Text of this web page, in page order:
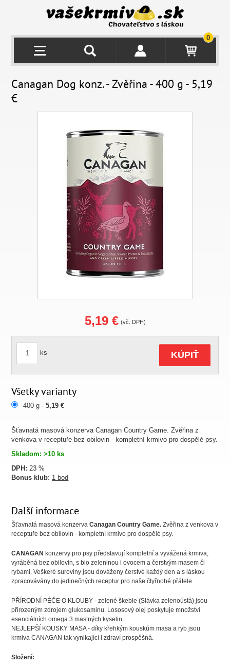
0
Canagan Dog konz. - Zvěřina - 400 g - 5,19
€
Šťavnatá masová konzerva Canagan Country Game. Zvěřina z
venkova v receptuře bez obilovin - kompletní krmivo pro dospělé psy.
Skladom: >10 ks
DPH: 23 %
Bonus klub: 1 bod
5,19 € (vč. DPH)
ks KÚPIŤ
Všetky varianty
400 g -5,19 €
Další informace
Šťavnatá masová konzerva Canagan Country Game. Zvěřina z venkova v
receptuře bez obilovin - kompletní krmivo pro dospělé psy.
CANAGAN konzervy pro psy představují kompletní a vyvážená krmiva,
vyráběná bez obilovin, s bio zeleninou i ovocem a čerstvým masem či
rybami. Veškeré suroviny jsou dováženy čerstvé každý den a s láskou
zpracovávány do jedinečných receptur pro naše čtyřnohé přátele.
PŘÍRODNÍ PÉČE O KLOUBY - zelené škeble (Slávka zelenoústá) jsou
přirozeným zdrojem glukosaminu. Lososový olej poskytuje množství
esenciálních omega 3 mastných kyselin.
NEJLEPŠÍ KOUSKY MASA - díky křehkým kouskům masa a ryb jsou
krmiva CANAGAN tak vynikající i zdraví prospěšná.
Složení: